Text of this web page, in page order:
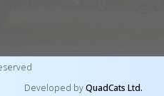
Developed byQuadCats Ltd.